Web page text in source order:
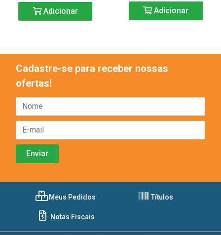
Adicionar Adicionar
Cadastre-se para receber nossas
ofertas!
Meus Pedidos Títulos
Notas Fiscais